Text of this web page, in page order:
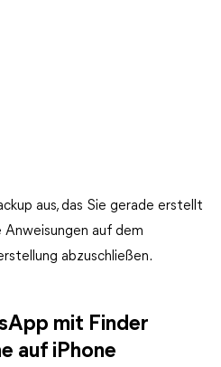
aus, das Sie gerade erstellt
Anweisungen auf dem
abzuschließen.
mit Finder
auf iPhone